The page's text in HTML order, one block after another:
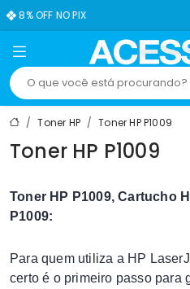
NO PIX
Toner HP Toner HP P1009
Toner HP P1009
Toner HP P1009, Cartucho
P1009:
Para quem utiliza a HP
certo é o primeiro passo para